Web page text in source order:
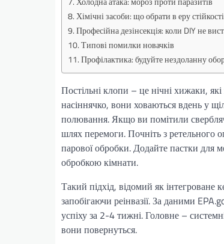
Хімічні засоби: що обрати в еру стійкості
Професійна дезінсекція: коли DIY не
Типові помилки новачків
Профілактика: будуйте нездоланну
Постільні клопи – це нічні хижаки,
насіннячко, вони ховаються вдень у
полювання. Якщо ви помітили
шлях перемоги. Почніть з ретельного
парової обробки. Додайте пастки для
обробкою кімнати.
Такий підхід, відомий як
запобігаючи реінвазії. За даними
успіху за 2-4 тижні. Головне –
вони повернуться.